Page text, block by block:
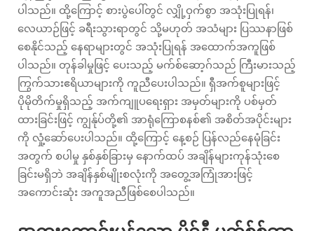
ပါသည်။ ထို့ကြောင့် စားပွဲပေါ်တွင် လျှို့ဝှက်စွာ အသုံးပြုရန်၊
လေယာဉ်ဖြင့် ခရီးသွားရာတွင် သို့မဟုတ် အသံများ ပြဿနာဖြစ်
စေနိုင်သည့် နေရာများတွင် အသုံးပြုရန် အထောက်အကူဖြစ်
ပါသည်။ တုန်ခါမှုဖြင့် ပေးသည့် မက်စ်ဆော့ဂ်သည် ကြီးမားသည့်
ကြွက်သားဧရိယာများကို ကူညီပေးပါသည်။ ရှီအက်စူများဖြင့်
ပိုမိုတိက်မှုရှိသည့် အက်ကျူပရေးရှား အမှတ်များကို ပစ်မှတ်
ထားခြင်းဖြင့် ကျွန်ုပ်တို့၏ အာရုံကြောစနစ်၏ အစိတ်အပိုင်းများ
ကို လှုံ့ဆော်ပေးပါသည်။ ထို့ကြောင့် နေ့စဉ် ပြန်လည်နေမုံခြင်း
အတွက် စပါမှု နှစ်နှစ်ခြားမှ နောက်ထပ် အချိန်များကုန်သုံးစေ
ခြင်းမရှိဘဲ အချိန်နှစ်မျိုးစလုံးကို အတွေ့အကြုံအားဖြင့်
အကောင်းဆုံး အကူအညီဖြစ်စေပါသည်။